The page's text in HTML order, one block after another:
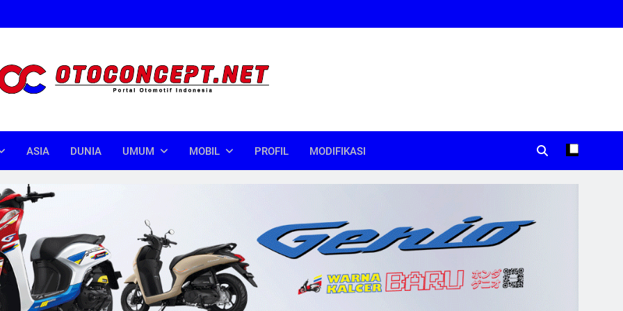
ASIA DUNIA UMUM MOBIL PROFIL MODIFIKASI